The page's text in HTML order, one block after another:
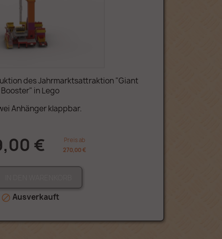
des Jahrmarktsattraktion "Giant
Booster" in Lego
Anhänger klappbar.
€
Preis ab
270,00 €
 Ausverkauft